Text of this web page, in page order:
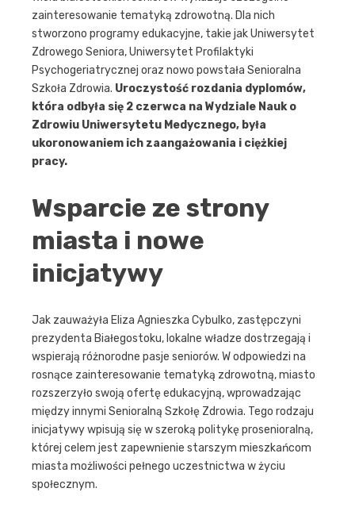
zainteresowanie tematyką zdrowotną. Dla nich
stworzono programy edukacyjne, takie jak Uniwersytet
Zdrowego Seniora, Uniwersytet Profilaktyki
Psychogeriatrycznej oraz nowo powstała Senioralna
Szkoła Zdrowia. Uroczystość rozdania dyplomów,
która odbyła się 2 czerwca na Wydziale Nauk o
Zdrowiu Uniwersytetu Medycznego, była
ukoronowaniem ich zaangażowania i ciężkiej
pracy.
Wsparcie ze strony
miasta i nowe
inicjatywy
Jak zauważyła Eliza Agnieszka Cybulko, zastępczyni
prezydenta Białegostoku, lokalne władze dostrzegają i
wspierają różnorodne pasje seniorów. W odpowiedzi na
rosnące zainteresowanie tematyką zdrowotną, miasto
rozszerzyło swoją ofertę edukacyjną, wprowadzając
między innymi Senioralną Szkołę Zdrowia. Tego rodzaju
inicjatywy wpisują się w szeroką politykę prosenioralną,
której celem jest zapewnienie starszym mieszkańcom
miasta możliwości pełnego uczestnictwa w życiu
społecznym.